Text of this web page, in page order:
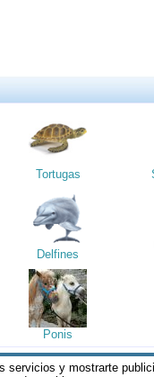
y mostrarte
Tortugas
Delfines
Ponis
y Condiciones de